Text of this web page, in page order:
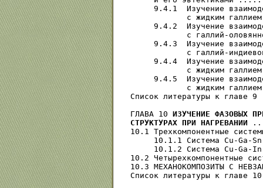
9.4.1  Изучение
с жидким
9.4.2  Изучение
с галлий-
9.4.3  Изучение
с галлий-
9.4.4  Изучение
с жидким
9.4.5  Изучение
с жидким
Список литературы к
ГЛАВА 10 ИЗУЧЕНИЕ ФАЗОВЫХ
СТРУКТУРАХ ПРИ НАГРЕВАНИИ
10.1
10.1.1 Система Сu-Ga-
10.1.2 Система Сu-Ga-
10.2
10.3 МЕХАНОКОМПОЗИТЫ С
Список литературы к